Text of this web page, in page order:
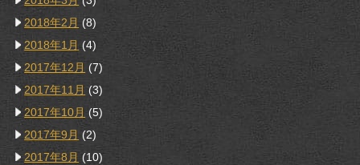
2018年2月 (8)
2018年1月 (4)
2017年12月 (7)
2017年11月 (3)
2017年10月 (5)
2017年9月 (2)
2017年8月 (10)